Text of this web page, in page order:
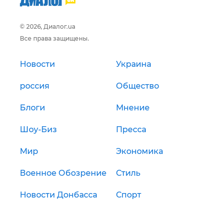
© 2026, Диалог.ua
Все права защищены.
Новости Украина
россия Общество
Блоги Мнение
Шоу-Биз Пресса
Мир Экономика
Военное Обозрение Стиль
Новости Донбасса Спорт